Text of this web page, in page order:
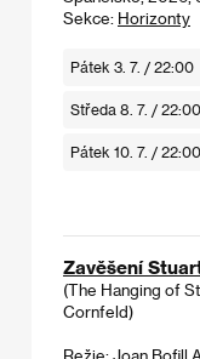
Sekce: Horizonty
Pátek 3. 7. / 22:00
Středa 8. 7. / 22:00
Pátek 10. 7. / 22:00
Zavěšení
(The Hanging of
Cornfeld)
Režie: Joan Bofill